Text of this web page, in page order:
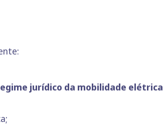
jurídico da mobilidade elétrica